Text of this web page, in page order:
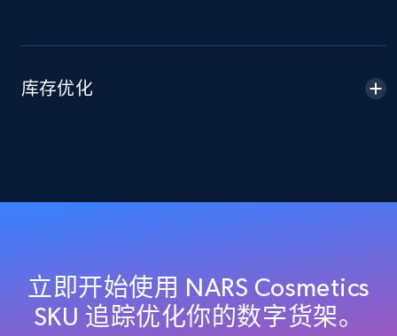
Title, Seller name, Brand, Description, Initial
price, Currency, Availability, Reviews count, and
products by best sellers category URL
Title, Seller name, Brand, Description, Initial
price, Currency, Availability, Reviews count, and
库存优化
立即开始使用 NARS Cosmetics
SKU 追踪优化你的数字货架。